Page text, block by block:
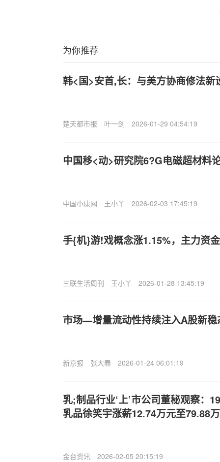
为你推荐
韩<国>安首,长：与美方协商修法新
楚天都市报 叶一剑 2026-01-29 04:54:19
中国移<动>研究院6?G电磁超材料
中国小康网 王小丫 2026-02-03 17:45:19
手{机}游!戏概念涨1.15%，主力资
三联生活周刊 王小丫 2026-01-28 13:45:19
市场—增量流动性持续注入A股新稳
新京报 张大春 2026-01-24 06:01:19
乳;制品行业‘上’市公司董秘观察：
乳品徐笑宇涨薪12.74万元至79.88
金台资讯 2026-02-05 20:15:19